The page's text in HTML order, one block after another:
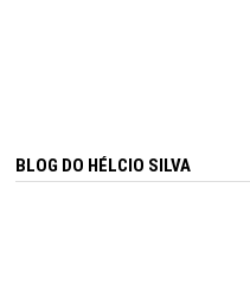
BLOG DO HÉLCIO SILVA